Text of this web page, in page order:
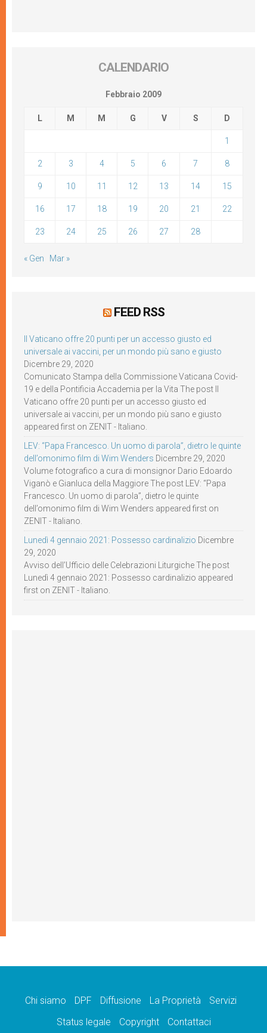
CALENDARIO
Febbraio 2009
L M M G V S D
1
2 3 4 5 6 7 8
9 10 11 12 13 14 15
16 17 18 19 20 21 22
23 24 25 26 27 28
« Gen Mar »
FEED RSS
Il Vaticano offre 20 punti per un accesso giusto ed
universale ai vaccini, per un mondo più sano e giusto
Dicembre 29, 2020
Comunicato Stampa della Commissione Vaticana Covid-
19 e della Pontificia Accademia per la Vita The post Il
Vaticano offre 20 punti per un accesso giusto ed
universale ai vaccini, per un mondo più sano e giusto
appeared first on ZENIT - Italiano.
LEV: “Papa Francesco. Un uomo di parola”, dietro le quinte
dell’omonimo film di Wim Wenders Dicembre 29, 2020
Volume fotografico a cura di monsignor Dario Edoardo
Viganò e Gianluca della Maggiore The post LEV: “Papa
Francesco. Un uomo di parola”, dietro le quinte
dell’omonimo film di Wim Wenders appeared first on
ZENIT - Italiano.
Lunedì 4 gennaio 2021: Possesso cardinalizio Dicembre
29, 2020
Avviso dell’Ufficio delle Celebrazioni Liturgiche The post
Lunedì 4 gennaio 2021: Possesso cardinalizio appeared
first on ZENIT - Italiano.
Chi siamo DPF Diffusione La Proprietà
Servizi
Status legale
Copyright Contattaci